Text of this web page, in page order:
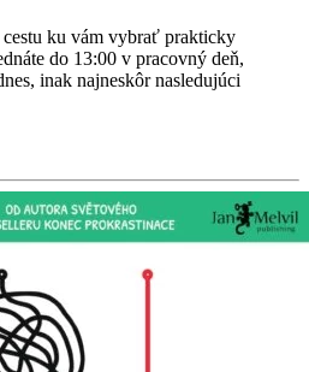
cestu ku vám vybrať prakticky
do 13:00 v pracovný deň,
inak najneskôr nasledujúci